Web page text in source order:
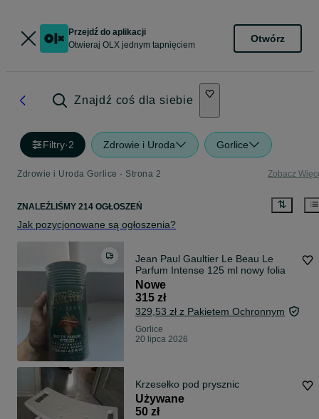
Przejdź do aplikacji
Otwieraj OLX jednym tapnięciem
Otwórz
Znajdź coś dla siebie
Filtry·2 Zdrowie i Uroda Gorlice
Zdrowie i Uroda Gorlice - Strona 2 Zobacz
ZNALEŹLIŚMY 214 OGŁOSZEŃ
Jak pozycjonowane są ogłoszenia?
Jean Paul Gaultier Le Beau Le
Parfum Intense 125 ml nowy folia
Nowe
315 zł
329,53 zł z Pakietem Ochronnym
Gorlice
20 lipca 2026
Krzesełko pod prysznic
Używane
50 zł